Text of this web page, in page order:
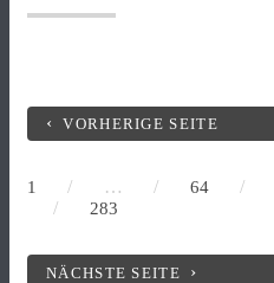
VORHERIGE SEITE
1 / … / 64 /
/
283
NÄCHSTE SEITE